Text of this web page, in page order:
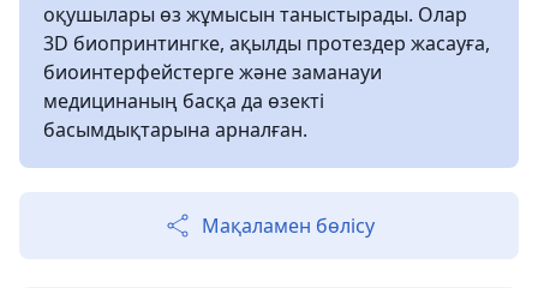
оқушылары өз жұмысын таныстырады. Олар
3D биопринтингке, ақылды протездер жасауға,
биоинтерфейстерге және заманауи
медицинаның басқа да өзекті
басымдықтарына арналған.
Мақаламен бөлісу